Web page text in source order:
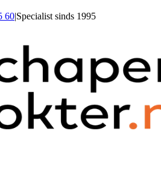
60|Specialist sinds 1995